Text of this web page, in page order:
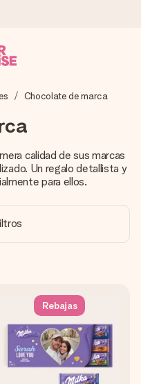
y lo enviamos al vuelo,
nos dan un 4,5 en
con su nombre, tu foto o
Sin complicaciones, solo
Chocolate de marca
calidad de sus marcas
Un regalo detallista y
para ellos.
Rebajas